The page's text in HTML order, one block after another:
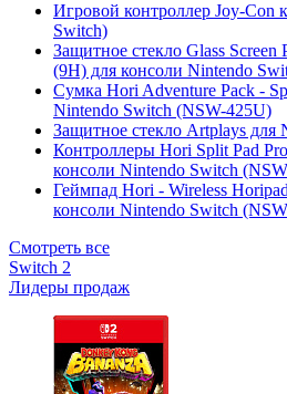
Игровой контроллер Joy-Con
Switch)
Защитное стекло Glass Screen
(9H) для консоли Nintendo
Сумка Hori Adventure Pack -
Nintendo Switch (NSW-425U)
Защитное стекло Artplays для
Контроллеры Hori Split Pad
консоли Nintendo Switch
Геймпад Hori - Wireless
консоли Nintendo Switch
Смотреть все
Switch 2
Лидеры продаж